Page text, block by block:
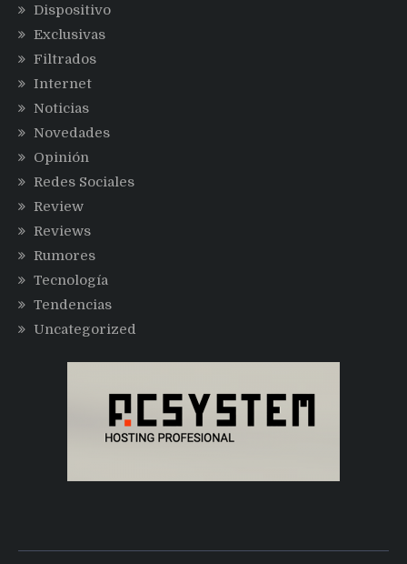
Dispositivo
Exclusivas
Filtrados
Internet
Noticias
Novedades
Opinión
Redes Sociales
Review
Reviews
Rumores
Tecnología
Tendencias
Uncategorized